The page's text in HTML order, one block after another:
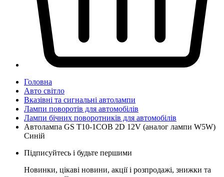
Головна
Авто світло
Вказівні та сигнальні автолампи
Лампи поворотів для автомобілів
Лампи бічних поворотників для автомобілів
Автолампа GS T10-1COB 2D 12V (аналог лампи W5W)
Синій
Підписуйтесь і будьте першими
Новинки, цікаві новини, акції і розпродажі, знижки та